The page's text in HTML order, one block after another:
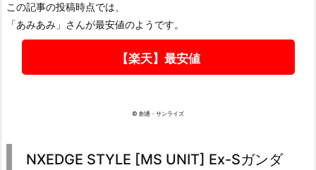
この記事の投稿時点では、
「あみあみ」さんが最安値のようです。
【楽天】最安値
© 創通・サンライズ
NXEDGE STYLE [MS UNIT] Ex-Sガンダ